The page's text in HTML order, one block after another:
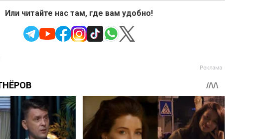
Или читайте нас там, где вам удобно!